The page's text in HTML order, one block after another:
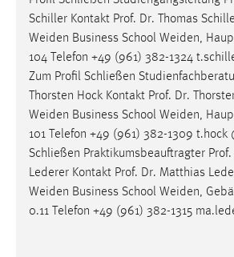
Schiller Kontakt Prof. Dr. Thomas
Weiden Business School Weiden,
104 Telefon +49 (961) 382-1324
Zum Profil Schließen
Thorsten Hock Kontakt Prof. Dr.
Weiden Business School Weiden,
101 Telefon +49 (961) 382-1309 t.hock
Schließen Praktikumsbeauftragter
Lederer Kontakt Prof. Dr. Matthias
Weiden Business School Weiden,
0.11 Telefon +49 (961) 382-1315
Chat
Name:
MibewSessionID, MIBEW_UserID,
chat-frame-style-5e9dbeb1811c0446
Zweck:
Wird benötigt um die Chatfunktion
Cookie Laufzeit:
MibewSessionID, mibew-chat-frame-
5e9dbeb1811c0446 = Sitzungslaufzeit,
Jahre, MIBEW_UserID = 1 Jahr